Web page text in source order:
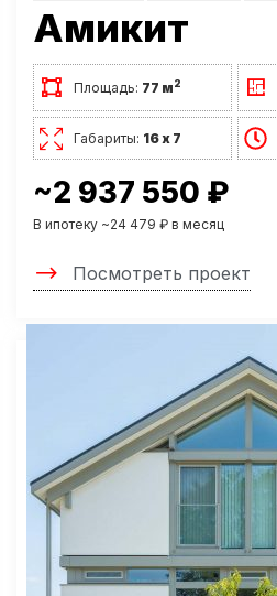
Амикит
Площадь: 77 м2
Габариты: 16 х 7
~2 937 550 ₽
В ипотеку ~24 479 ₽ в месяц
Посмотреть проект